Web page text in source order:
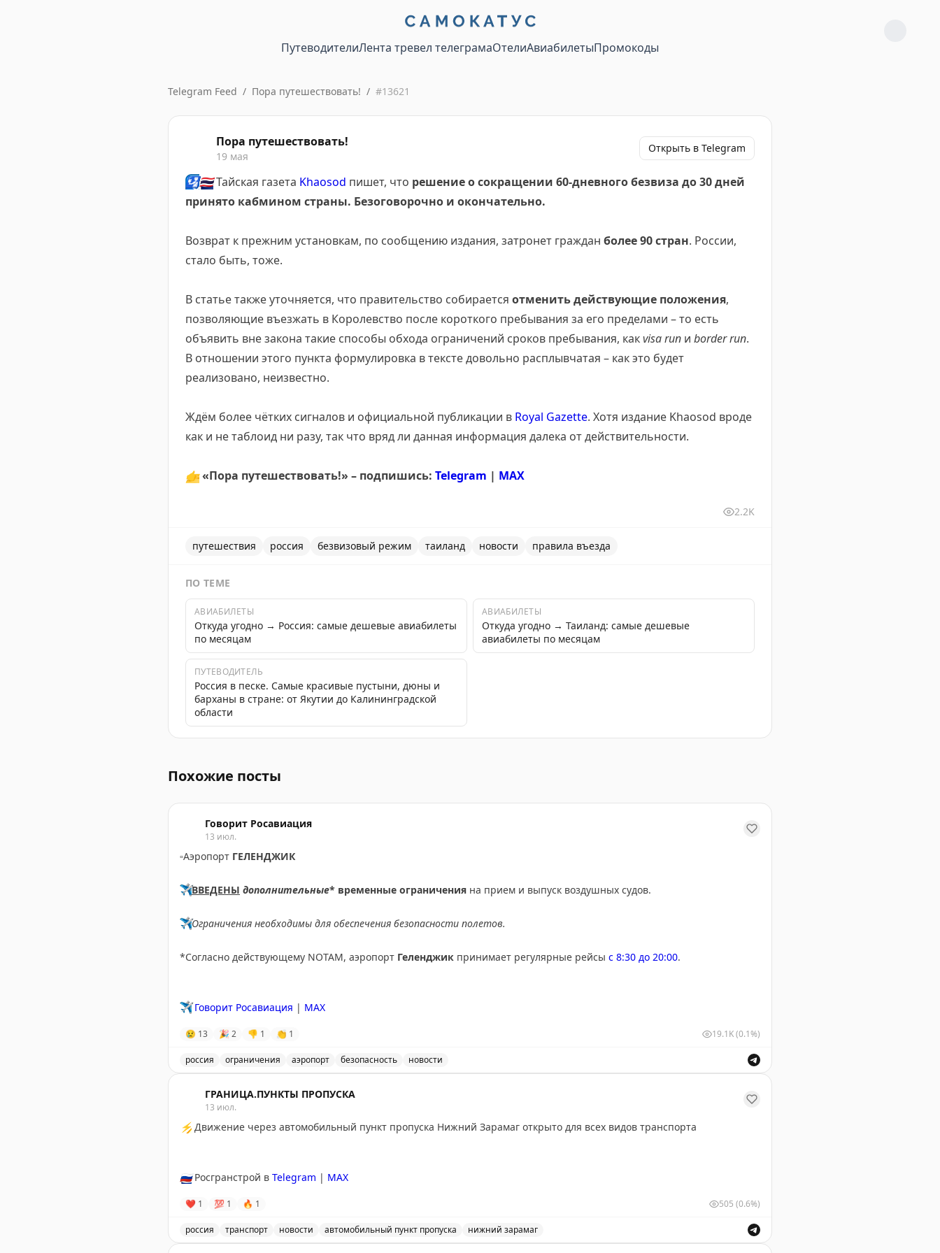
ПутеводителиЛента тревел телеграмаОтелиАвиабилетыПромокоды
Telegram Feed / Пора путешествовать! / #13621
Пора путешествовать!
19 мая
Открыть в Telegram
🛂🇹🇭Тайская газета Khaosod пишет, что решение о сокращении 60-дневного безвиза до 30 дней
принято кабмином страны. Безоговорочно и окончательно.
Возврат к прежним установкам, по сообщению издания, затронет граждан более 90 стран. России,
стало быть, тоже.
В статье также уточняется, что правительство собирается отменить действующие положения,
позволяющие въезжать в Королевство после короткого пребывания за его пределами – то есть
объявить вне закона такие способы обхода ограничений сроков пребывания, какvisa run и border run.
В отношении этого пункта формулировка в тексте довольно расплывчатая – как это будет
реализовано, неизвестно.
Ждём более чётких сигналов и официальной публикации в Royal Gazette. Хотя издание Khaosod вроде
как и не таблоид ни разу, так что вряд ли данная информация далека от действительности.
👉«Пора путешествовать!» – подпишись: Telegram | MAX
2.2K
путешествия россия безвизовый режим таиланд новости правила въезда
ПО ТЕМЕ
АВИАБИЛЕТЫ
Откуда угодно → Россия: самые дешевые авиабилеты
по месяцам
АВИАБИЛЕТЫ
Откуда угодно → Таиланд: самые дешевые
авиабилеты по месяцам
ПУТЕВОДИТЕЛЬ
Россия в песке. Самые красивые пустыни, дюны и
барханы в стране: от Якутии до Калининградской
области
Похожие посты
Говорит Росавиация
13 июл.
▫️Аэропорт ГЕЛЕНДЖИК
✈️ВВЕДЕНЫ дополнительные* временные ограничения на прием и выпуск воздушных судов.
✈️Ограничения необходимы для обеспечения безопасности полетов.
*Согласно действующему NOTAM, аэропорт Геленджик принимает регулярные рейсы с 8:30 до 20:00.
✈️ Говорит Росавиация | MAX
😢 13 🎉 2 👎 1 👏 1 19.1K(0.1%)
россия ограничения аэропорт безопасность новости
ГРАНИЦА.ПУНКТЫ ПРОПУСКА
13 июл.
⚡ Движение через автомобильный пункт пропуска Нижний Зарамаг открыто для всех видов транспорта
🇷🇺Росгранстрой в Telegram | MAX
❤ 1 💯 1 🔥 1 505 (0.6%)
россия транспорт новости автомобильный пункт пропуска нижний зарамаг